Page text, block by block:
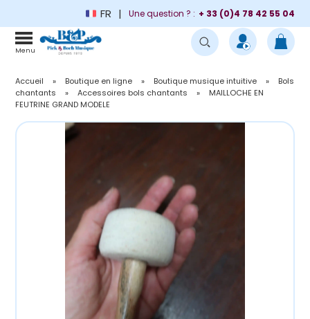
FR Une question ? : + 33 (0)4 78 42 55 04
Menu
Accueil » Boutique en ligne » Boutique musique intuitive »
Bols
chantants
» Accessoires bols chantants »
MAILLOCHE EN
FEUTRINE GRAND MODELE